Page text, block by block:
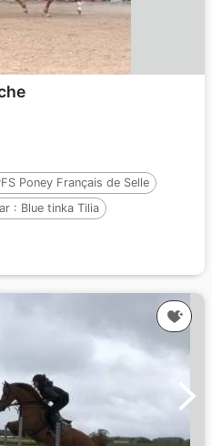
Poney Français de Selle
: Blue tinka Tilia